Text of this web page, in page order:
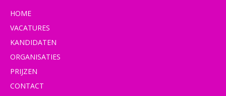
HOME
VACATURES
KANDIDATEN
ORGANISATIES
PRIJZEN
CONTACT